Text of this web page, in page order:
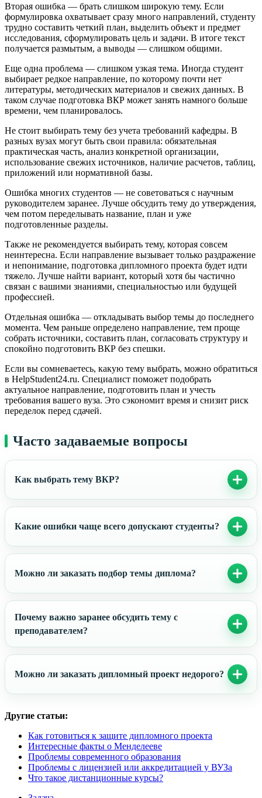
Вторая ошибка — брать слишком широкую тему. Если
формулировка охватывает сразу много направлений, студенту
трудно составить четкий план, выделить объект и предмет
исследования, сформулировать цель и задачи. В итоге текст
получается размытым, а выводы — слишком общими.
Еще одна проблема — слишком узкая тема. Иногда студент
выбирает редкое направление, по которому почти нет
литературы, методических материалов и свежих данных. В
таком случае подготовка ВКР может занять намного больше
времени, чем планировалось.
Не стоит выбирать тему без учета требований кафедры. В
разных вузах могут быть свои правила: обязательная
практическая часть, анализ конкретной организации,
использование свежих источников, наличие расчетов, таблиц,
приложений или нормативной базы.
Ошибка многих студентов — не советоваться с научным
руководителем заранее. Лучше обсудить тему до утверждения,
чем потом переделывать название, план и уже
подготовленные разделы.
Также не рекомендуется выбирать тему, которая совсем
неинтересна. Если направление вызывает только раздражение
и непонимание, подготовка дипломного проекта будет идти
тяжело. Лучше найти вариант, который хотя бы частично
связан с вашими знаниями, специальностью или будущей
профессией.
Отдельная ошибка — откладывать выбор темы до последнего
момента. Чем раньше определено направление, тем проще
собрать источники, составить план, согласовать структуру и
спокойно подготовить ВКР без спешки.
Если вы сомневаетесь, какую тему выбрать, можно обратиться
в HelpStudent24.ru. Специалист поможет подобрать
актуальное направление, подготовить план и учесть
требования вашего вуза. Это сэкономит время и снизит риск
переделок перед сдачей.
Часто задаваемые вопросы
Как выбрать тему ВКР?
Какие ошибки чаще всего допускают студенты?
Можно ли заказать подбор темы диплома?
Почему важно заранее обсудить тему с
преподавателем?
Можно ли заказать дипломный проект недорого?
Другие статьи:
Как готовиться к защите дипломного проекта
Интересные факты о Менделееве
Проблемы современного образования
Проблемы с лицензией или аккредитацией у ВУЗа
Что такое дистанционные курсы?